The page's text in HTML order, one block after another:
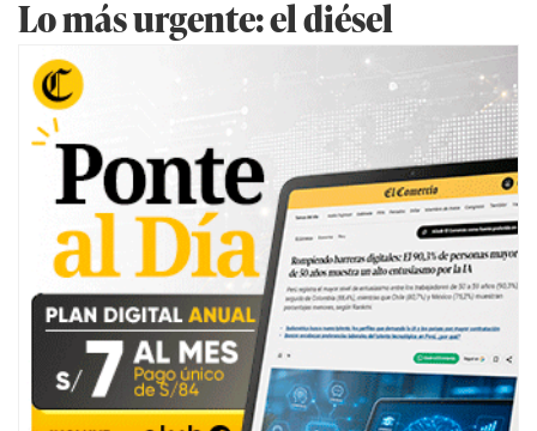
Lo más urgente: el diésel